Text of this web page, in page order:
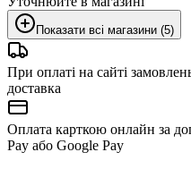
Показати всі магазини (5)
При оплаті на сайті
доставка
Оплата карткою онлайн за
Pay або Google Pay